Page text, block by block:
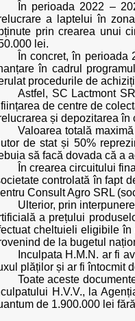
În perioada 2022 –
a laptelui în
prin crearea unui
lei.
În concret, în
în cadrul
procedurile de
Astfel, SC Lactmont
de centre de
și depozitarea
Valoarea totală
de stat și 50%
să facă dovada că a
În crearea circuitului
controlată în fapt
Consult Agro SRL
Ulterior, prin
a prețului
cheltuieli eligibile în
de la bugetul
Inculpata H.M.N. ar fi
plăților și ar fi întocmit
Toate aceste
H.V.V., la
de 1.900.000 lei